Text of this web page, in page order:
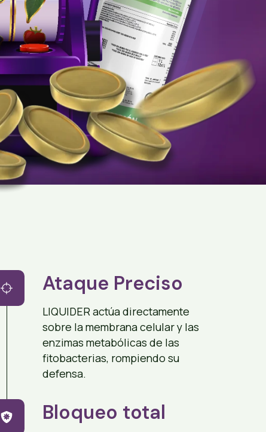
Ataque Preciso
LIQUIDER actúa directamente
sobre la membrana celular y las
enzimas metabólicas de las
fitobacterias, rompiendo su
defensa.
Bloqueo total